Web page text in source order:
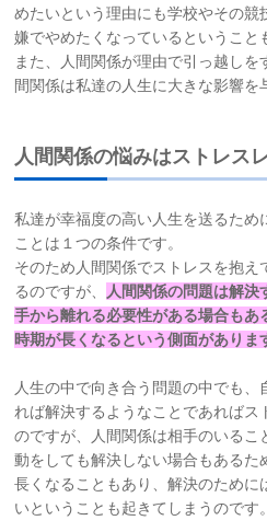
めたいという理由にも学校やその
嫌でやめたくなっているということ
また、人間関係が理由で引っ越しを
間関係は私達の人生に大きな影響を
人間関係の悩みはストレス
私達が幸福度の高い人生を送るため
ことは１つの条件です。
そのため人間関係でストレスを抱
るのですが、 人間関係の問題は解決
手から離れる必要性がある場合もあ
時期が長くなるという側面がありま
人生の中で向き合う問題の中でも
れば解決するようなことであればス
のですが、人間関係は相手のいる
動をしても解決しない場合もある
長くなることもあり、解決のために
いということも起きてしまうのです。